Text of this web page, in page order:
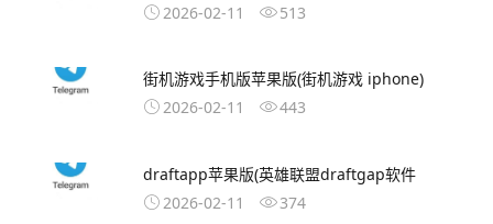
2026-02-11
513
街机游戏手机版苹果版(街机游戏 iphone)
2026-02-11
443
draftapp苹果版(英雄联盟draftgap软件
2026-02-11
374